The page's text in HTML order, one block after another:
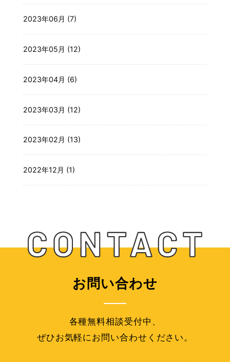
2023年06月 (7)
2023年05月 (12)
2023年04月 (6)
2023年03月 (12)
2023年02月 (13)
2022年12月 (1)
お問い合わせ
各種無料相談受付中、
ぜひお気軽にお問い合わせください。